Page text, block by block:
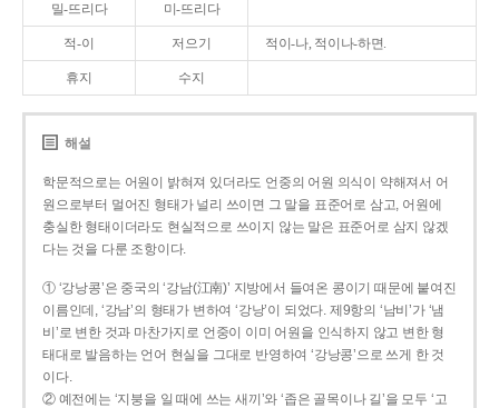
밀-뜨리다 미-뜨리다
적-이 저으기 적이-나, 적이나-하면.
휴지 수지
해설
학문적으로는 어원이 밝혀져 있더라도 언중의 어원 의식이 약해져서 어
원으로부터 멀어진 형태가 널리 쓰이면 그 말을 표준어로 삼고, 어원에
충실한 형태이더라도 현실적으로 쓰이지 않는 말은 표준어로 삼지 않겠
다는 것을 다룬 조항이다.
① ‘강낭콩’은 중국의 ‘강남(江南)’ 지방에서 들여온 콩이기 때문에 붙여진
이름인데, ‘강남’의 형태가 변하여 ‘강낭’이 되었다. 제9항의 ‘남비’가 ‘냄
비’로 변한 것과 마찬가지로 언중이 이미 어원을 인식하지 않고 변한 형
태대로 발음하는 언어 현실을 그대로 반영하여 ‘강낭콩’으로 쓰게 한 것
이다.
② 예전에는 ‘지붕을 일 때에 쓰는 새끼’와 ‘좁은 골목이나 길’을 모두 ‘고